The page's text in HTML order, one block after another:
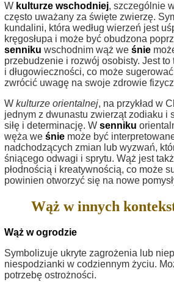
W kulturze wschodniej, szczególnie
często uważany za święte zwierzę.
kundalini, która według wierzeń jest
kręgosłupa i może być obudzona
senniku wschodnim wąż we śnie
przebudzenie i rozwój osobisty. Jest
i długowieczności, co może
zwrócić uwagę na swoje zdrowie
W kulturze orientalnej, na przykład w
jednym z dwunastu zwierząt zodiaku i
siłę i determinację. W senniku
węża we śnie może być
nadchodzących zmian lub wyzwań,
śniącego odwagi i sprytu. Wąż jest
płodnością i kreatywnością, co może
powinien otworzyć się na nowe
Wąż w innych
Wąż w ogrodzie
Symbolizuje ukryte zagrożenia lub
niespodzianki w codziennym życiu.
potrzebę ostrożności.